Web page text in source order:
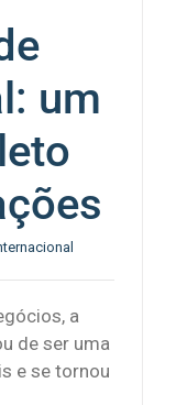
um
a
de ser uma
e se tornou